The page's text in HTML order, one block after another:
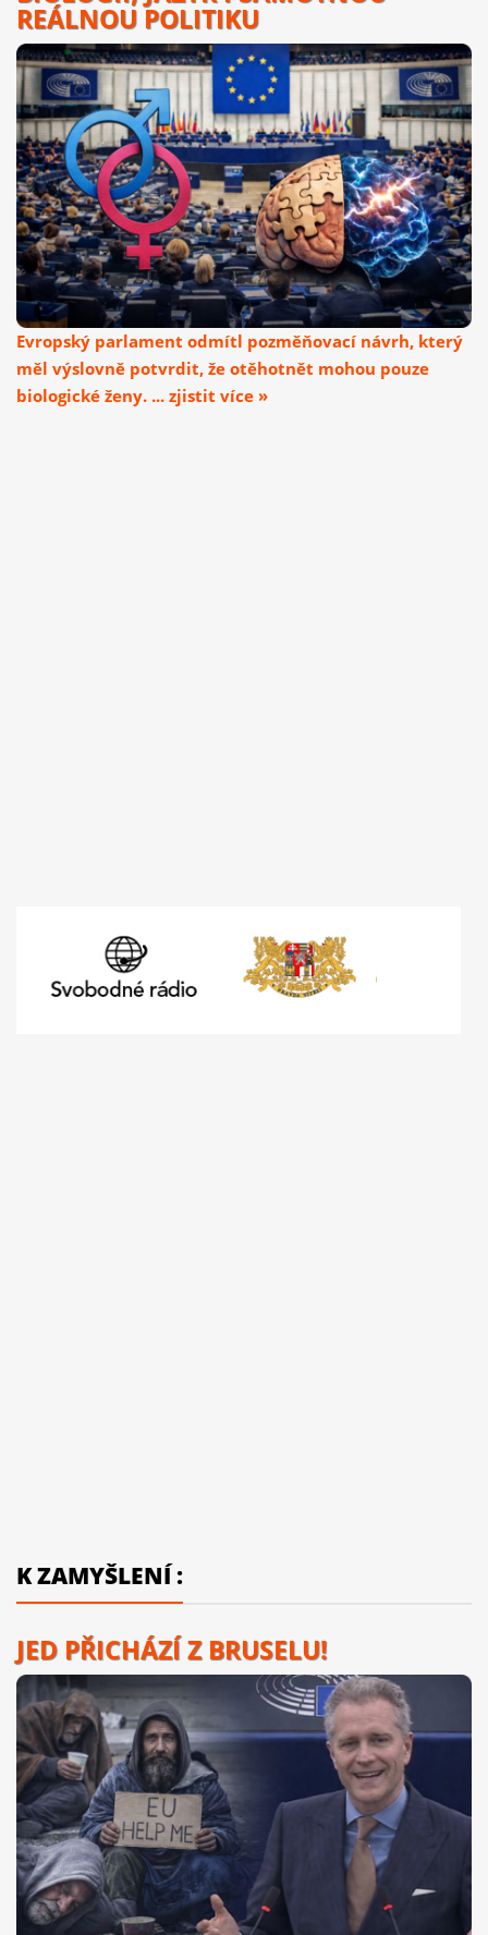
REÁLNOU POLITIKU
Evropský parlament odmítl pozměňovací návrh, který
měl výslovně potvrdit, že otěhotnět mohou pouze
biologické ženy. ... zjistit více »
K ZAMYŠLENÍ :
JED PŘICHÁZÍ Z BRUSELU!